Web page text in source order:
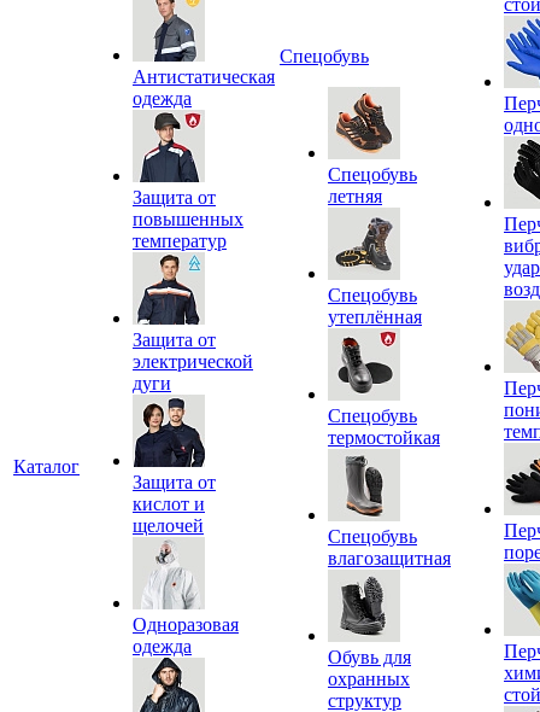
Каталог
Антистатическая
одежда
Защита от
повышенных
температур
Защита от
электрической
дуги
Защита от
кислот и
щелочей
Одноразовая
одежда
Спецобувь
Спецобувь
летняя
Спецобувь
утеплённая
Спецобувь
термостойкая
Спецобувь
влагозащитная
Обувь для
охранных
структур